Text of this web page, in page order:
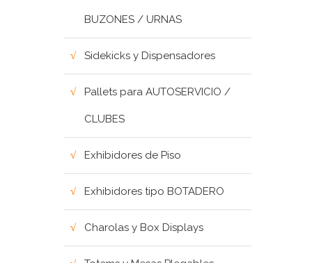
BUZONES / URNAS
Sidekicks y Dispensadores
Pallets para AUTOSERVICIO /
CLUBES
Exhibidores de Piso
Exhibidores tipo BOTADERO
Charolas y Box Displays